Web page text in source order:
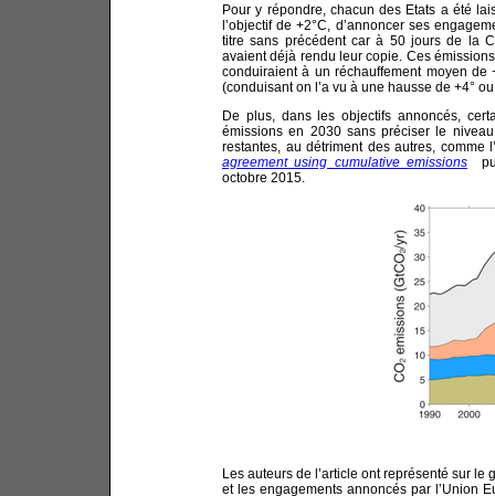
Pour y répondre, chacun des Etats a été
l’objectif de +2°C, d’annoncer ses
titre sans précédent car à 50 jours de la
avaient déjà rendu leur copie. Ces
conduiraient à un réchauffement moyen de
(conduisant on l’a vu à une hausse de +4°
De plus, dans les objectifs annoncés,
émissions en 2030 sans préciser le
restantes, au détriment des autres, comme
agreement using cumulative emissions
octobre 2015.
Les auteurs de l’article ont représenté sur
et les engagements annoncés par l’Union